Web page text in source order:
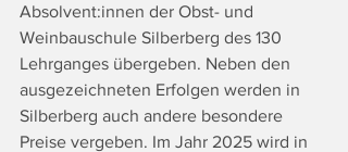
Absolvent:innen der Obst- und
Weinbauschule Silberberg des 130
Lehrganges übergeben. Neben den
ausgezeichneten Erfolgen werden in
Silberberg auch andere besondere
Preise vergeben. Im Jahr 2025 wird in